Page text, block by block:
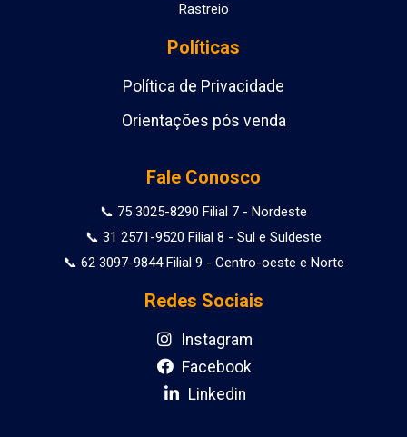
Rastreio
Políticas
Política de Privacidade
Orientações pós venda
Fale Conosco
📞 75 3025-8290 Filial 7 - Nordeste
📞 31 2571-9520 Filial 8 - Sul e Suldeste
📞 62 3097-9844 Filial 9 - Centro-oeste e Norte
Redes Sociais
Instagram
Facebook
Linkedin